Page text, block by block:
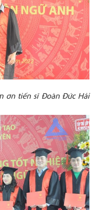
ơn tiến sĩ Đoàn Đức Hải